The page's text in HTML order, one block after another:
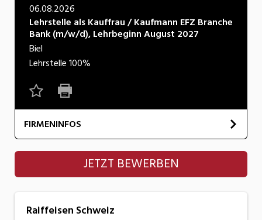
Natur
Wirtschaft/Verwaltung
06.08.2026
Lehrstelle als Kauffrau / Kaufmann EFZ Branche
Bank (m/w/d), Lehrbeginn August 2027
Biel
Lehrstelle100%
FIRMENINFOS
Raiffeisen Schweiz
JETZT BEWERBEN
Raiffeisen Schweiz